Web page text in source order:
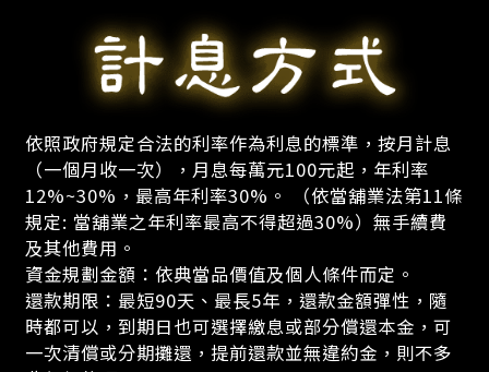
依照政府規定合法的利率作為利息的標準，按月計息
（一個月收一次），月息每萬元100元起，年利率
12%~30%，最高年利率30%。 （依當舖業法第11條
規定: 當舖業之年利率最高不得超過30%）無手續費
及其他費用。
資金規劃金額：依典當品價值及個人條件而定。
還款期限：最短90天、最長5年，還款金額彈性，隨
時都可以，到期日也可選擇繳息或部分償還本金，可
一次清償或分期攤還，提前還款並無違約金，則不多